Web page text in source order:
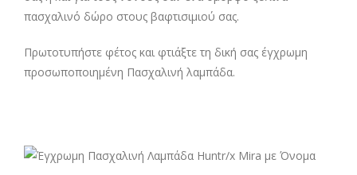
πασχαλινό δώρο στους βαφτισιμιού σας.
Πρωτοτυπήστε φέτος και φτιάξτε τη δική σας έγχρωμη
προσωποποιημένη Πασχαλινή λαμπάδα.